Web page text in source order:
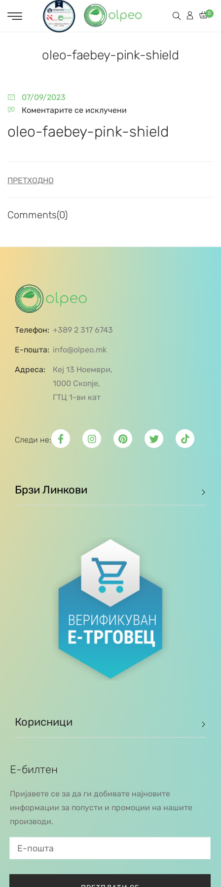
0
oleo-faebey-pink-shield
07/09/2023
Коментарите се исклучени
oleo-faebey-pink-shield
ПРЕТХОДНО
Comments(0)
Телефон: +389 2 317 6743
Е-пошта: info@olpeo.mk
Адреса:
Кеј 13 Ноември,
1000 Скопје,
ГТЦ 1-ви кат
Следи не:
Брзи Линкови
Корисници
Е-билтен
Пријавете се за да ги добивате најновите
информации за попусти и промоции на нашите
производи.